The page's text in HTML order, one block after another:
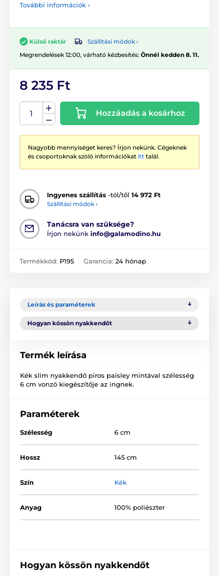
További információk ›
Külső raktár
Szállítási módok ›
Megrendelések 12:00, várható kézbesítés: Önnél kedden 8. 11.
8 235 Ft
Hozzáadás a kosárhoz
Nagyobb mennyiséget keres? Írjon nekünk. Cégeknek
és csoportoknak szóló információkat itt talál.
Ingyenes szállítás -tól/től 14 972 Ft
Szállítási módok ›
Tanácsra van szüksége?
Írjon nekünk info@galamodino.hu
Termékkód: P195 Garancia: 24 hónap
Leírás és paraméterek
Hogyan kössön nyakkendőt
Termék leírása
Kék slim nyakkendő piros paisley mintával szélesség
6 cm vonzó kiegészítője az ingnek.
Paraméterek
Szélesség 6 cm
Hossz 145 cm
Szín Kék
Anyag 100% poliészter
Hogyan kössön nyakkendőt